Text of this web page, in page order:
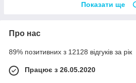
Показати ще
Про нас
89% позитивних з 12128 відгуків за рік
Працює з 26.05.2020